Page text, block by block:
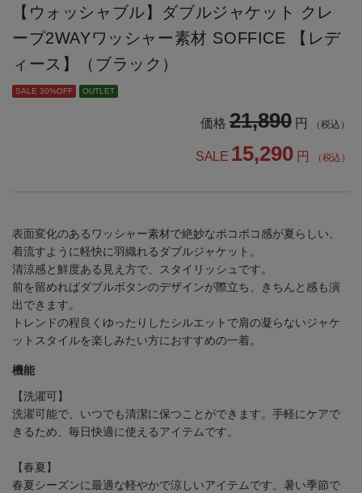
【ウォッシャブル】ダブルジャケット クレ
ープ2WAYワッシャー素材 SOFFICE 【レデ
ィース】（ブラック）
SALE 30%OFF OUTLET
価格 21,890 円 （税込）
SALE 15,290 円 （税込）
表面変化のあるワッシャー素材で絶妙なポコポコ感が夏らしい、
着流すように軽快に羽織れるダブルジャケット。
清涼感と鮮度ある見え方で、スタイリッシュです。
前を留めればダブルボタンのデザインが際立ち、きちんと感も演
出できます。
トレンドの程良くゆったりしたシルエットで肩の凝らないジャケ
ットスタイルを楽しみたい方におすすめの一着。
機能
【洗濯可】
洗濯可能で、いつでも清潔に保つことができます。手軽にケアで
きるため、毎日快適に使えるアイテムです。
【春夏】
春夏シーズンに最適な軽やかで涼しいアイテムです。暑い季節で